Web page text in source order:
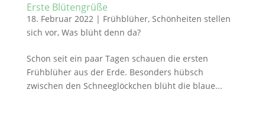
Erste Blütengrüße
18. Februar 2022| Frühblüher, Schönheiten stellen
sich vor, Was blüht denn da?
Schon seit ein paar Tagen schauen die ersten
Frühblüher aus der Erde. Besonders hübsch
zwischen den Schneeglöckchen blüht die blaue...